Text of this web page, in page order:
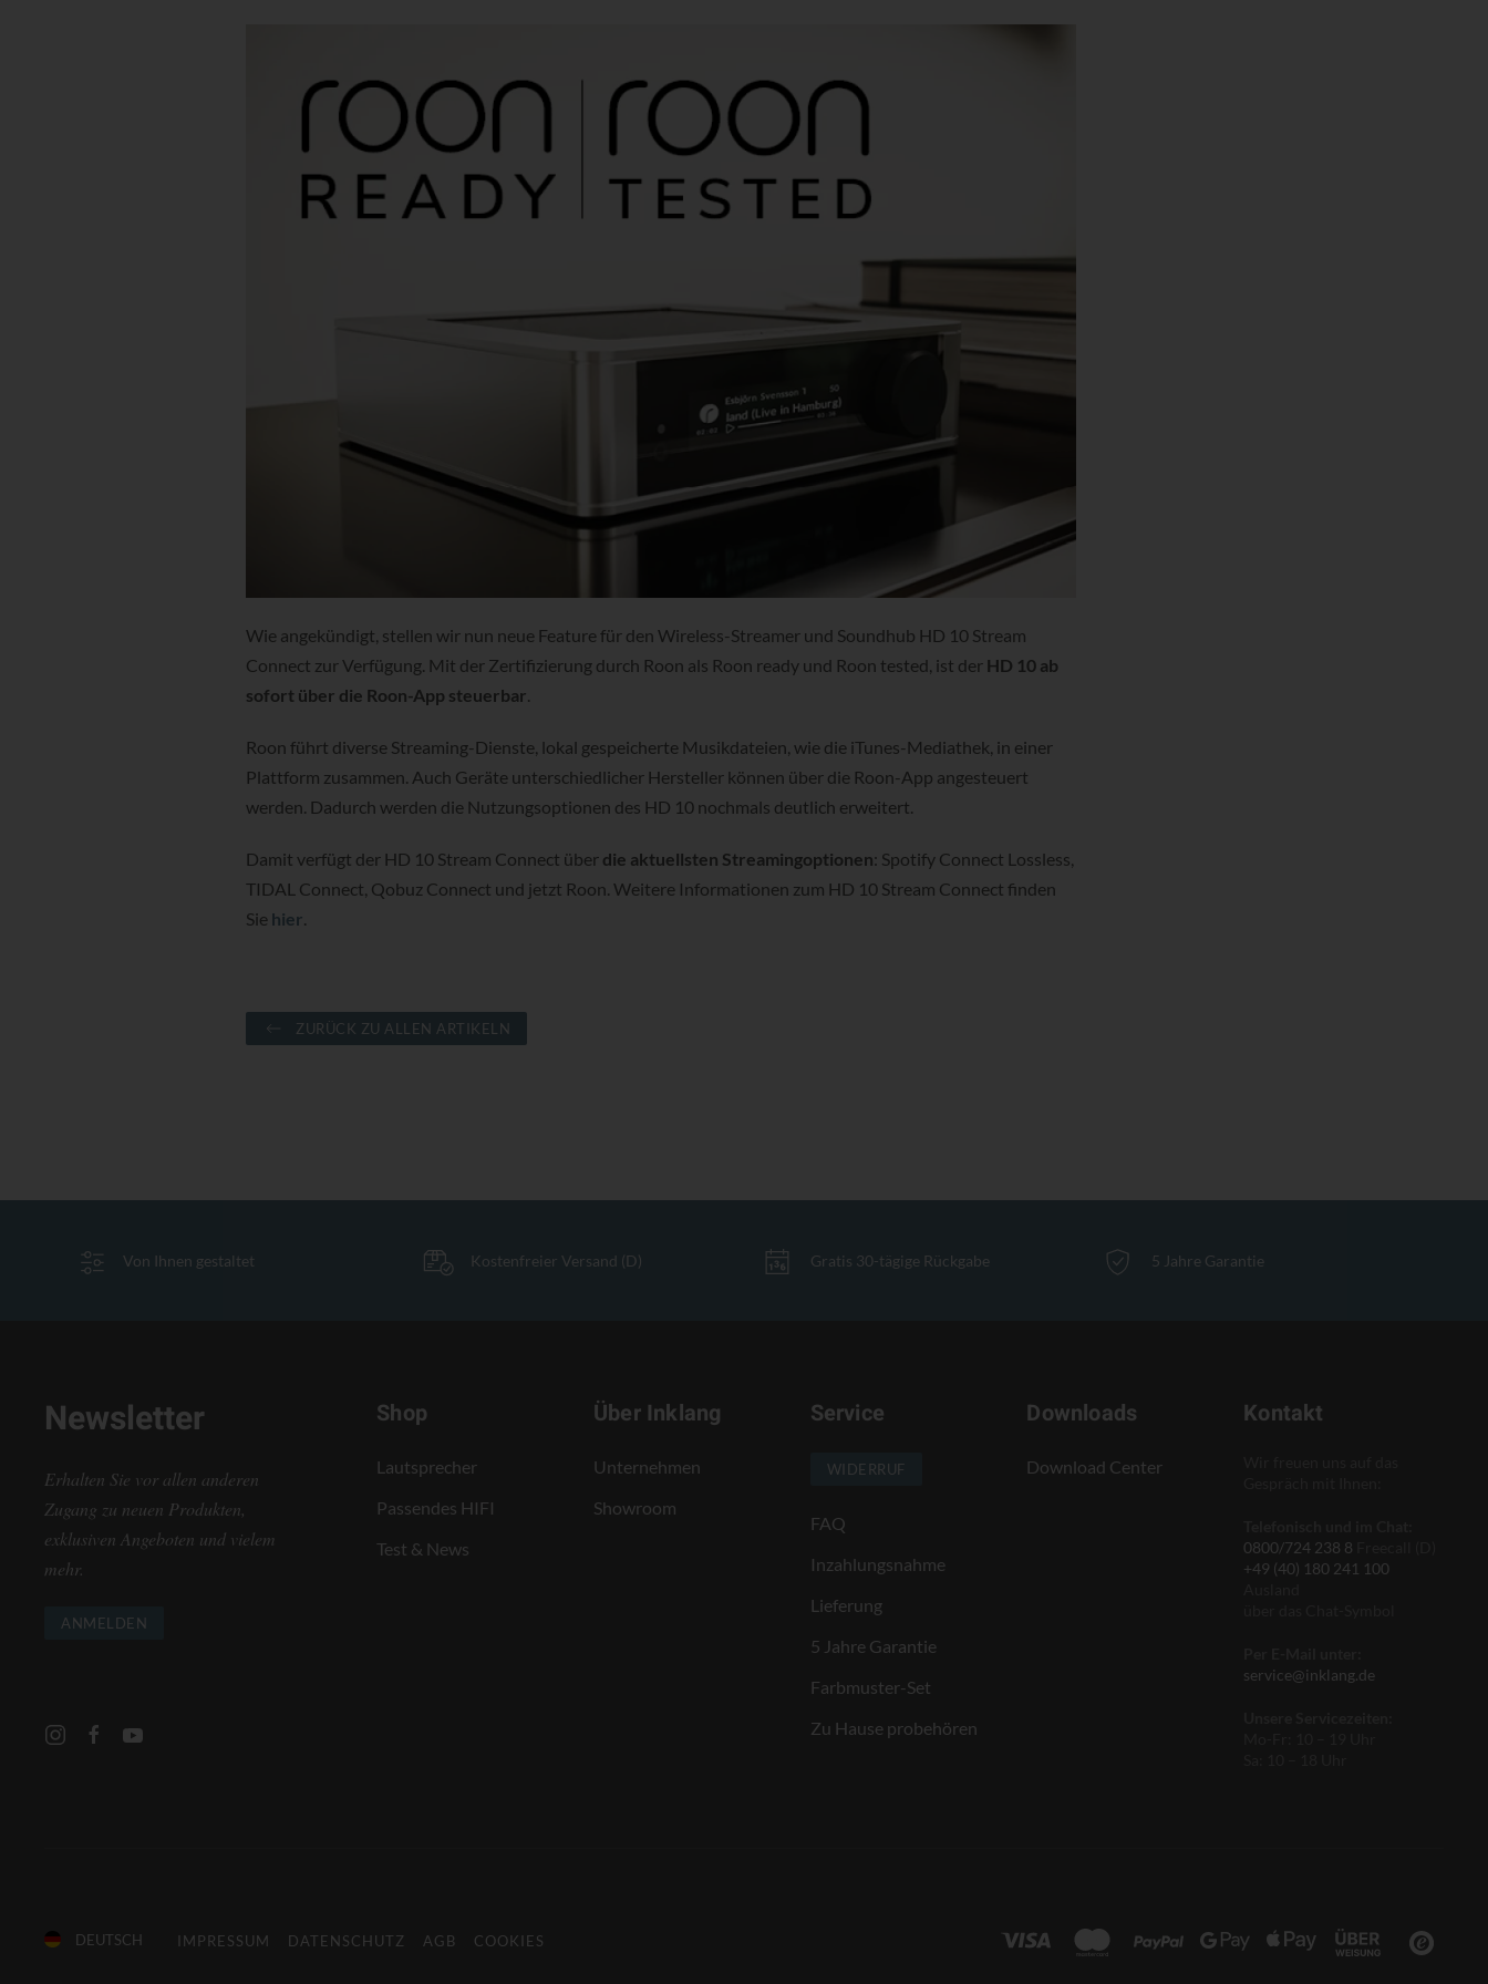
Wie angekündigt, stellen wir nun neue Feature für den Wireless-Streamer und Soundhub HD 10 Stream
Connect zur Verfügung. Mit der Zertifizierung durch Roon als Roon ready und Roon tested, ist der HD 10 ab
sofort über die Roon-App steuerbar.
Roon führt diverse Streaming-Dienste, lokal gespeicherte Musikdateien, wie die iTunes-Mediathek, in einer
Plattform zusammen. Auch Geräte unterschiedlicher Hersteller können über die Roon-App angesteuert
werden. Dadurch werden die Nutzungsoptionen des HD 10 nochmals deutlich erweitert.
Damit verfügt der HD 10 Stream Connect über die aktuellsten Streamingoptionen: Spotify Connect Lossless,
TIDAL Connect, Qobuz Connect und jetzt Roon. Weitere Informationen zum HD 10 Stream Connect finden
Sie hier.
ZURÜCK ZU ALLEN ARTIKELN
Von Ihnen gestaltet Kostenfreier Versand (D) Gratis 30-tägige Rückgabe 5 Jahre Garantie
Newsletter
Erhalten Sie vor allen anderen
Zugang zu neuen Produkten,
exklusiven Angeboten und vielem
mehr.
ANMELDEN
Shop
Lautsprecher
Passendes HIFI
Test & News
Über Inklang
Unternehmen
Showroom
Service
WIDERRUF
FAQ
Inzahlungsnahme
Lieferung
5 Jahre Garantie
Farbmuster-Set
Zu Hause probehören
Downloads
Download Center
Kontakt
0800/724 238 8
+49 (40) 180 241 100
service@inklang.de
DEUTSCH IMPRESSUM DATENSCHUTZ AGB COOKIES